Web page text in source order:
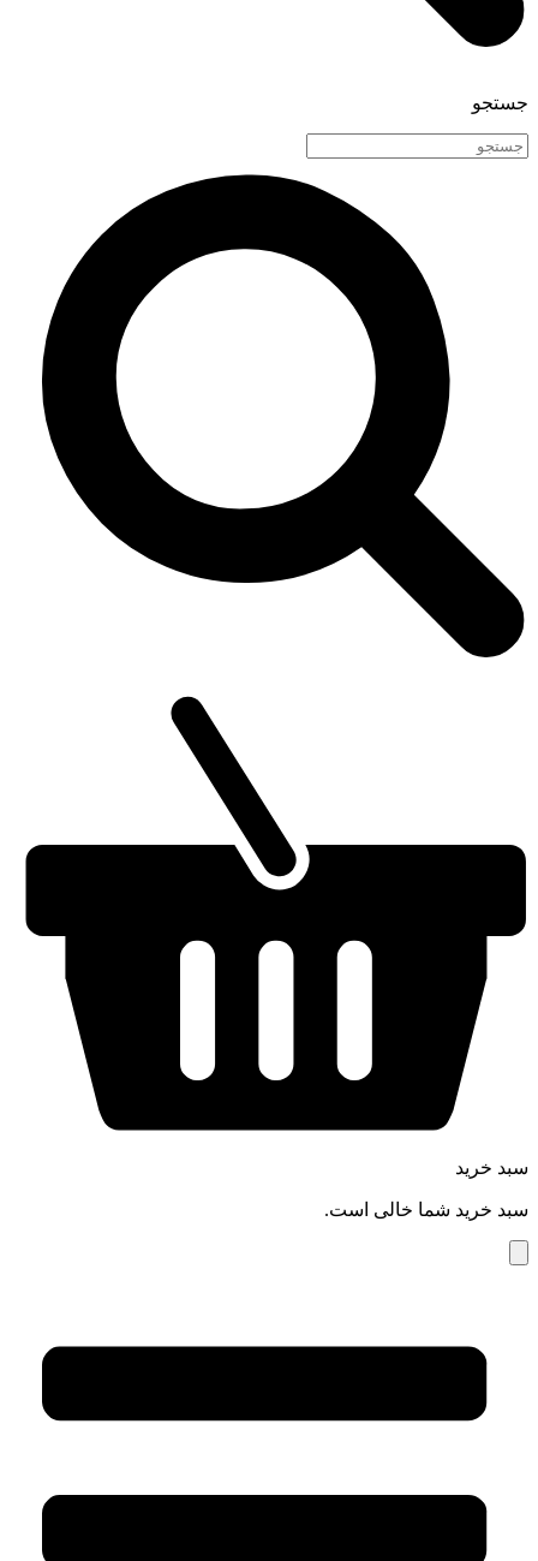
جستجو
سبد خرید
سبد خرید شما خالی است.